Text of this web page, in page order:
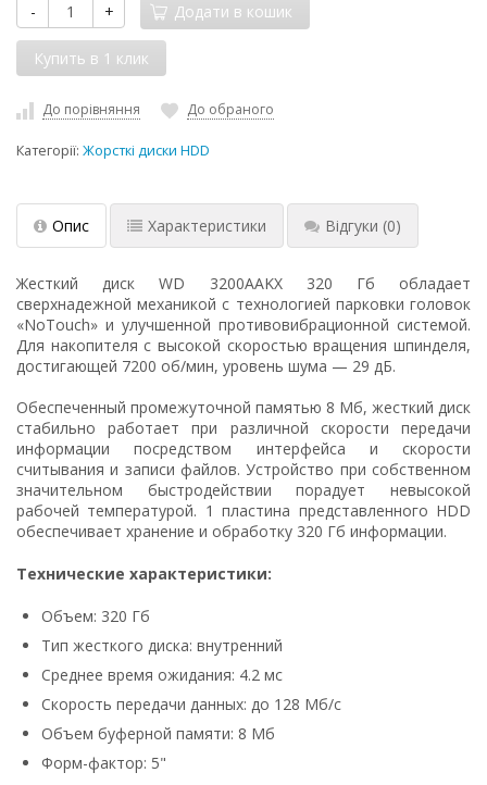
- + Додати в кошик
До порівняння До обраного
Категорії: Жорсткі диски HDD
Опис Характеристики Відгуки (0)
Жесткий диск WD 3200AAKX 320 Гб обладает
сверхнадежной механикой с технологией парковки головок
«NoTouch» и улучшенной противовибрационной системой.
Для накопителя с высокой скоростью вращения шпинделя,
достигающей 7200 об/мин, уровень шума — 29 дБ.
Обеспеченный промежуточной памятью 8 Мб, жесткий диск
стабильно работает при различной скорости передачи
информации посредством интерфейса и скорости
считывания и записи файлов. Устройство при собственном
значительном быстродействии порадует невысокой
рабочей температурой. 1 пластина представленного HDD
обеспечивает хранение и обработку 320 Гб информации.
Технические характеристики:
Объем: 320 Гб
Тип жесткого диска: внутренний
Среднее время ожидания: 4.2 мс
Скорость передачи данных: до 128 Мб/с
Объем буферной памяти: 8 Мб
Форм-фактор: 5"